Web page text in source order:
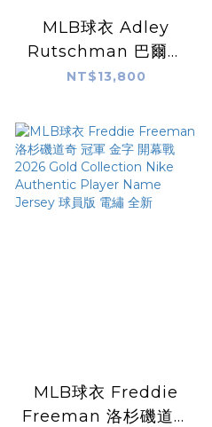
MLB球衣 Adley
Rutschman 巴爾的
摩金鶯城市 2026
Authentic Player
Name Jersey 球員
版 電繡 全新
NT$13,800
MLB球衣 Freddie
Freeman 洛杉磯道奇